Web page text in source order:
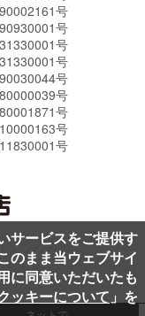
号
号
号
号
号
号
号
号
号
サービスをご提供す
のまま当ウェブサイ
に同意いただいたも
ッキーについて 」を